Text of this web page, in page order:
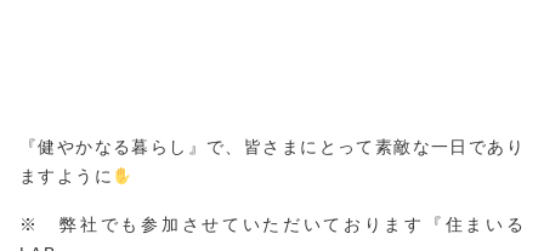
『健やかなる暮らし』で、皆さまにとって素敵な一日であり
ますように
※ 弊社でも参加させていただいております『住まいる